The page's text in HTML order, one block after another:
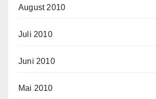
August 2010
Juli 2010
Juni 2010
Mai 2010